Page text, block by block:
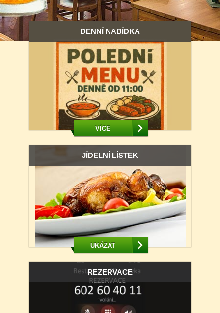
DENNÍ NABÍDKA
VÍCE
JÍDELNÍ LÍSTEK
UKÁZAT
REZERVACE